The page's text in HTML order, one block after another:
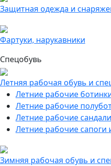
Защитная одежда и
Фартуки, нарукавники
Спецобувь
Летняя рабочая обувь и
Летние рабочие
Летние рабочие
Летние рабочие
Летние рабочие сапоги
Зимняя рабочая обувь и